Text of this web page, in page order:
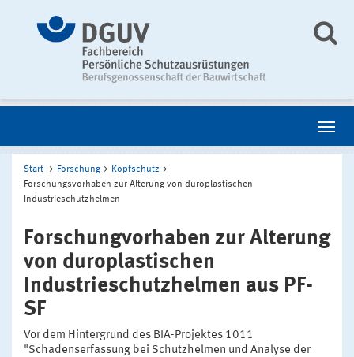
Start Forschung
Kopfschutz
Forschungsvorhaben zur Alterung von duroplastischen
Industrieschutzhelmen
Forschungvorhaben zur Alterung
von duroplastischen
Industrieschutzhelmen aus PF-
SF
Vor dem Hintergrund des BIA-Projektes 1011
"Schadenserfassung bei Schutzhelmen und Analyse der